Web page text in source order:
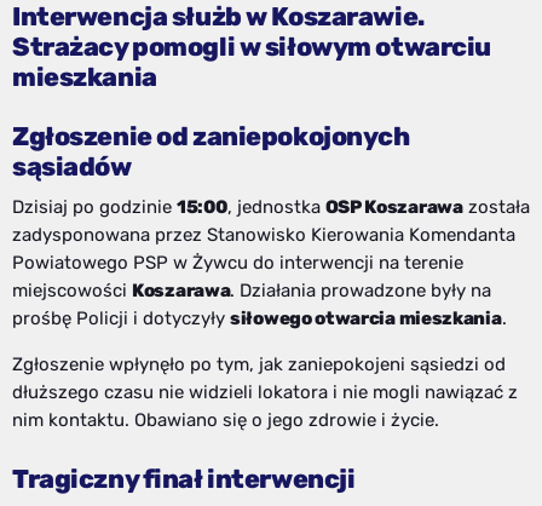
Interwencja służb w Koszarawie.
Strażacy pomogli w siłowym otwarciu
mieszkania
Zgłoszenie od zaniepokojonych
sąsiadów
Dzisiaj po godzinie 15:00, jednostka OSP Koszarawazostała
zadysponowana przez Stanowisko Kierowania Komendanta
Powiatowego PSP w Żywcu do interwencji na terenie
miejscowości Koszarawa. Działania prowadzone były na
prośbę Policji i dotyczyły siłowego otwarcia mieszkania.
Zgłoszenie wpłynęło po tym, jak zaniepokojeni sąsiedzi od
dłuższego czasu nie widzieli lokatora i nie mogli nawiązać z
nim kontaktu. Obawiano się o jego zdrowie i życie.
Tragiczny finał interwencji